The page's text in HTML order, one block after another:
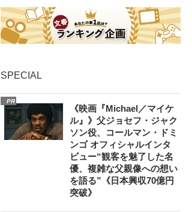
SPECIAL
PR
《映画『Michael／マイケ
ル』》父ジョセフ・ジャク
ソン役、コールマン・ドミ
ンゴ オフィシャルインタ
ビュー“観客を魅了した名
優、複雑な父親像への想い
を語る”《日本興収70億円
突破》